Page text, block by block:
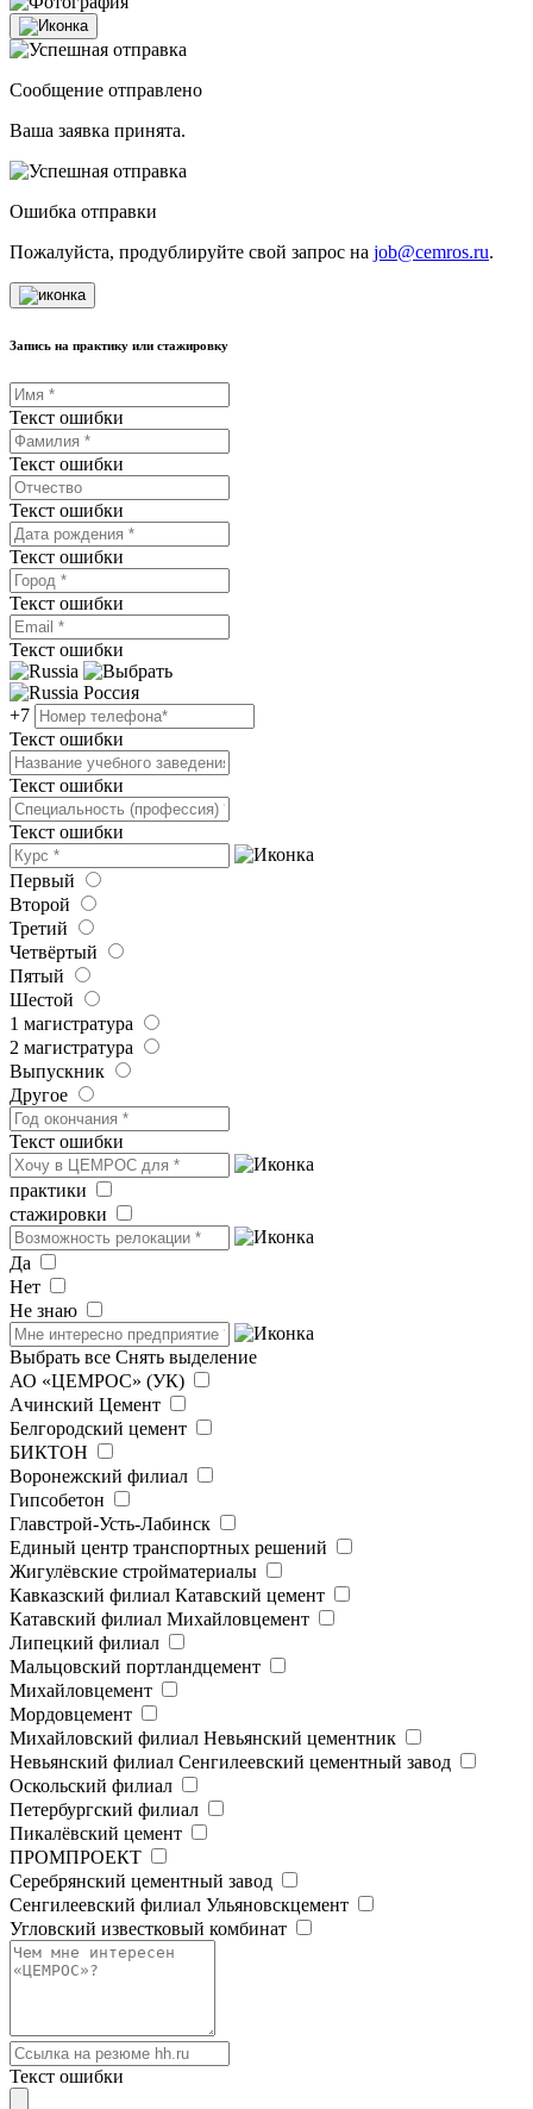
Сообщение отправлено
Ваша заявка принята.
Ошибка отправки
Пожалуйста, продублируйте свой запрос на job@cemros.ru.
Запись на практику или стажировку
Текст ошибки
Текст ошибки
Текст ошибки
Текст ошибки
Текст ошибки
Текст ошибки
Россия
+7
Текст ошибки
Текст ошибки
Текст ошибки
Первый
Второй
Третий
Четвёртый
Пятый
Шестой
1 магистратура
2 магистратура
Выпускник
Другое
Текст ошибки
практики
стажировки
Да
Нет
Не знаю
Выбрать все Снять выделение
АО «ЦЕМРОС» (УК)
Ачинский Цемент
Белгородский цемент
БИКТОН
Воронежский филиал
Гипсобетон
Главстрой-Усть-Лабинск
Единый центр транспортных решений
Жигулёвские стройматериалы
Кавказский филиал Катавский цемент
Катавский филиал Михайловцемент
Липецкий филиал
Мальцовский портландцемент
Михайловцемент
Мордовцемент
Михайловский филиал Невьянский цементник
Невьянский филиал Сенгилеевский цементный завод
Оскольский филиал
Петербургский филиал
Пикалёвский цемент
ПРОМПРОЕКТ
Серебрянский цементный завод
Сенгилеевский филиал Ульяновскцемент
Угловский известковый комбинат
Текст ошибки